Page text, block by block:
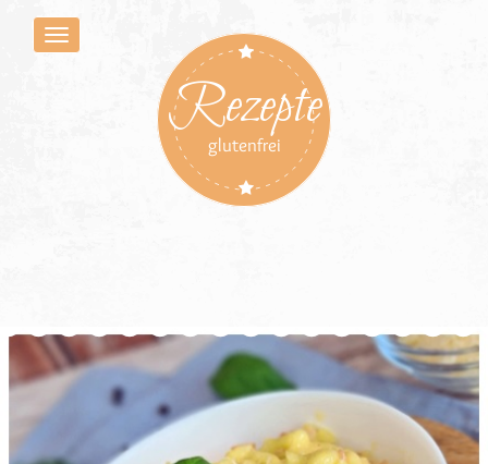
Rezepte
glutenfrei